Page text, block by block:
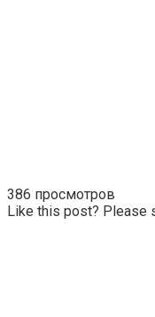
386 просмотров
Like this post? Please